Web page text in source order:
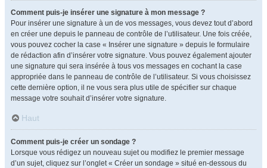
Comment puis-je insérer une signature à mon message ?
Pour insérer une signature à un de vos messages, vous devez tout d’abord
en créer une depuis le panneau de contrôle de l’utilisateur. Une fois créée,
vous pouvez cocher la case « Insérer une signature » depuis le formulaire
de rédaction afin d’insérer votre signature. Vous pouvez également ajouter
une signature qui sera insérée à tous vos messages en cochant la case
appropriée dans le panneau de contrôle de l’utilisateur. Si vous choisissez
cette dernière option, il ne vous sera plus utile de spécifier sur chaque
message votre souhait d’insérer votre signature.
Haut
Comment puis-je créer un sondage ?
Lorsque vous rédigez un nouveau sujet ou modifiez le premier message
d’un sujet, cliquez sur l’onglet « Créer un sondage » situé en-dessous du